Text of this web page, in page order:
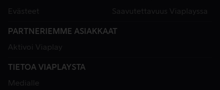
Evästeet
Saavutettavuus Viaplayssa
PARTNERIEMME ASIAKKAAT
Aktivoi Viaplay
TIETOA VIAPLAYSTA
Medialle